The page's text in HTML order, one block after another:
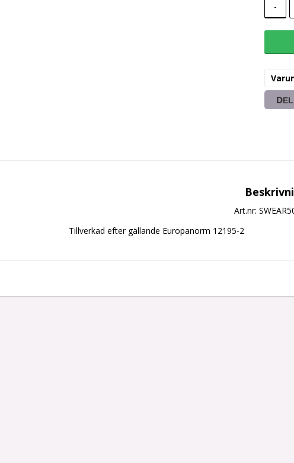
-
Art.nr:
Tillverkad efter gällande Europanorm 12195-2